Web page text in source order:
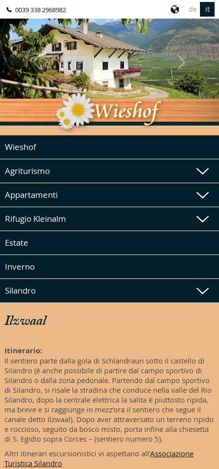
0039 338 2968982 de it
Wieshof
Agriturismo
Appartamenti
Rifugio Kleinalm
Estate
Inverno
Silandro
Ilzwaal
Itinerario:
Il sentiero parte dalla gola di Schlandraun sotto il castello di
Silandro (è anche possibile di partire dal campo sportivo di
Silandro o dalla zona pedonale. Partendo dal campo sportivo
di Silandro, si risale la stradina che conduce nella valle del Rio
Silandro, dopo la centrale elettrica la salita è piuttosto ripida,
ma breve e si raggiunge in mezz’ora il sentiero che segue il
canale detto Ilzwaal). Dopo aver attraversato un terreno ripido
e roccioso, seguito da bosco misto, porta infine alla chiesetta
di S. Egidio sopra Corces – (sentiero numero 5).
Altri itinerari escursionistici vi aspettano all’Associazione
Turistica Silandro